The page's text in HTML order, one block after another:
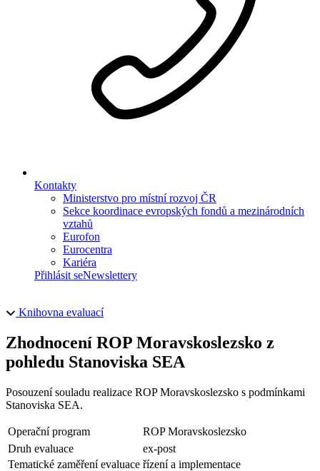
Kontakty
Ministerstvo pro místní rozvoj ČR
Sekce koordinace evropských fondů a mezinárodních
vztahů
Eurofon
Eurocentra
Kariéra
Přihlásit seNewslettery
Knihovna evaluací
Zhodnocení ROP Moravskoslezsko z
pohledu Stanoviska SEA
Posouzení souladu realizace ROP Moravskoslezsko s podmínkami
Stanoviska SEA.
Operační program
ROP Moravskoslezsko
Druh evaluace
ex-post
Tematické zaměření evaluace řízení a implementace